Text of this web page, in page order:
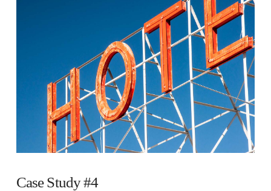
VIEW POST
Case Study #4